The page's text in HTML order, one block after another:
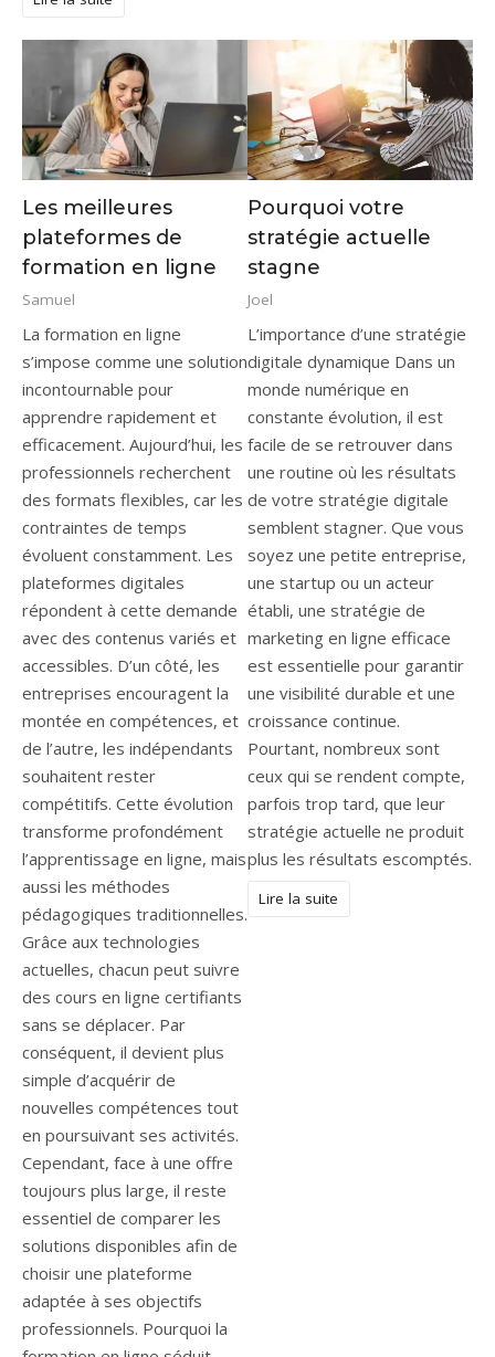
Les meilleures
plateformes de
formation en ligne
Samuel
La formation en ligne s’impose comme une solution incontournable pour apprendre rapidement et efficacement. Aujourd’hui, les professionnels recherchent des formats flexibles, car les contraintes de temps évoluent constamment. Les plateformes digitales répondent à cette demande avec des contenus variés et accessibles. D’un côté, les entreprises encouragent la montée en compétences, et de l’autre, les indépendants souhaitent rester compétitifs. Cette évolution transforme profondément l’apprentissage en ligne, mais aussi les méthodes pédagogiques traditionnelles. Grâce aux technologies actuelles, chacun peut suivre des cours en ligne certifiants sans se déplacer. Par conséquent, il devient plus simple d’acquérir de nouvelles compétences tout en poursuivant ses activités. Cependant, face à une offre toujours plus large, il reste essentiel de comparer les solutions disponibles afin de choisir une plateforme adaptée à ses objectifs professionnels. Pourquoi la formation en ligne séduit autant les professionnels ? La formation en ligne transforme profondément les habitudes d’apprentissage, car elle s’adapte aux contraintes modernes et aux objectifs professionnels. Les entreprises accélèrent leur digitalisation, donc elles encouragent ces formats flexibles et accessibles. Les indépendants, quant à eux, recherchent des solutions rapides et efficaces, car le marché évolue constamment. Pour aller plus loin et comparer les solutions disponibles, consultez ce guide formation, qui propose des conseils pratiques adaptés aux professionnels. Une flexibilité totale pour apprendre à son rythme La formation en ligne offre une liberté rare, puisque chaque apprenant organise son emploi du temps selon ses contraintes. Un salarié peut suivre un module après sa journée, tandis qu’un entrepreneur peut progresser entre deux projets. Cette souplesse améliore l’engagement, car chacun avance sans pression extérieure. Les plateformes proposent des formats variés et complémentaires. Certains cours durent 10 minutes, donc ils favorisent un apprentissage rapide. D’autres programmes s’étendent sur 6 à 12 semaines, ce qui permet d’approfondir des compétences techniques. Cette diversité renforce l’efficacité globale de la formation professionnelle. De plus, l’accessibilité constitue un avantage majeur. Les contenus restent disponibles sur ordinateur, smartphone ou tablette. Ainsi, un utilisateur peut apprendre depuis Abidjan, Paris ou Montréal sans contrainte. Cette dimension internationale élargit les opportunités, car les apprenants accèdent à des experts du monde entier. Enfin, les outils intégrés facilitent la progression. Les plateformes incluent des quiz, des exercices pratiques et des tableaux de suivi. L’apprenant visualise ses progrès en temps réel, donc il reste motivé sur la durée. Des catalogues riches et en constante évolution Les plateformes de formation en ligne proposent des catalogues impressionnants, car elles couvrent presque tous les secteurs d’activité. On retrouve des formations en marketing digital, en finance, en ressources humaines et en développement web. Les domaines liés à l’intelligence artificielle gagnent aussi en popularité. Certaines plateformes dépassent 200 000 cours disponibles. Udemy, par exemple, propose des formations à partir de 9,99 € lors des promotions fréquentes. Coursera, de son côté, offre plus de 7 000 programmes avec des universités reconnues. Ces chiffres illustrent l’ampleur du marché. Les contenus évoluent rapidement, puisque les entreprises recherchent des compétences actualisées. Les formations en SEO, en data analytics ou en cybersécurité se renouvellent régulièrement. Cette réactivité garantit une meilleure adéquation avec les besoins professionnels. Voici un aperçu des domaines les plus demandés : Domaine Exemples de compétences Niveau de demande Marketing digital SEO, publicité, réseaux sociaux Très élevé Informatique Python, JavaScript, cloud Très élevé Gestion management, stratégie, finance Élevé Data & IA machine learning, data science Très élevé Cette diversité rend l’apprentissage en ligne particulièrement attractif, car chaque utilisateur trouve une formation adaptée à ses objectifs. Des certifications valorisées sur le marché du travail Les certifications issues de la formation en ligne prennent de plus en plus de valeur, car elles répondent aux attentes des recruteurs. Certaines plateformes collaborent avec des entreprises comme Google, IBM ou Meta. Ces partenariats renforcent la crédibilité des diplômes obtenus. Les tarifs varient selon le niveau de formation. Un certificat professionnel coûte souvent entre 39 € et 79 € par mois sur Coursera. Un parcours complet sur OpenClassrooms peut atteindre 300 € mensuels avec mentorat inclus. Ces prix restent compétitifs comparés aux formations traditionnelles. Les certifications permettent d’améliorer rapidement son profil professionnel. Un développeur peut valider une compétence en Python en quelques semaines. Un marketeur peut obtenir une certification en publicité digitale reconnue. Les entreprises valorisent ces parcours, car ils prouvent une capacité d’apprentissage autonome. Les recruteurs recherchent désormais des profils capables de se former en continu. La formation en ligne devient donc un levier stratégique pour évoluer ou se reconvertir. Les meilleures plateformes de formation en ligne selon vos besoins Choisir une plateforme de formation en ligne demande une analyse précise, car chaque solution possède ses spécificités. Certaines privilégient la diversité, alors que d’autres misent sur l’expertise. Il devient donc essentiel d’identifier ses objectifs avant de s’inscrire. Les plateformes généralistes incontournables Les plateformes généralistes dominent le marché de la formation en ligne, car elles offrent une grande variété de contenus. Coursera se distingue avec ses partenariats universitaires et ses certifications reconnues. L’abonnement mensuel coûte environ 59 €, ce qui donne accès à plusieurs cours. Udemy propose un modèle différent, puisque chaque formation s’achète individuellement. Les prix varient entre 10 € et 150 €, selon la complexité. Cette approche convient aux personnes souhaitant apprendre une compétence spécifique rapidement. OpenClassrooms mise sur l’accompagnement personnalisé. Les apprenants bénéficient d’un mentor chaque semaine, ce qui améliore la réussite. Les parcours diplômants débutent autour de 300 € mensuels. Cette formule attire les profils en reconversion professionnelle. edX, créée par Harvard et le MIT, offre des programmes académiques de haut niveau. Les certifications coûtent généralement entre 50 € et 300 €. Cette plateforme s’adresse aux apprenants recherchant une approche universitaire. Voici une comparaison rapide : Plateforme Prix moyen Spécificité Public cible Coursera 39–79 €/mois Diplômes universitaires Professionnels Udemy 10–150 € Achat à l’unité Débutants OpenClassrooms 300 €/mois Mentorat Reconversion edX 50–300 € Universités Étudiants Ces plateformes couvrent l’essentiel des besoins en cours en ligne certifiants, ce qui explique leur succès. Les plateformes spécialisées pour monter en expertise Les plateformes spécialisées offrent une formation en ligne plus ciblée, car elles se concentrent sur des domaines précis. DataCamp, par exemple, se spécialise dans la data science et l’analyse de données. L’abonnement coûte environ 25 € par mois, avec plus de 400 cours interactifs. Codecademy propose des parcours en programmation, notamment en Python et JavaScript. Les exercices pratiques permettent de coder directement dans l’interface. Les abonnements varient entre 20 € et 40 € mensuels. LinkedIn Learning se positionne sur les compétences professionnelles. L’abonnement s’élève à environ 30 € par mois. Les certifications s’affichent directement sur le profil LinkedIn, ce qui améliore la visibilité auprès des recruteurs. Skillshare cible les métiers créatifs, comme le design ou la vidéo. L’abonnement annuel coûte environ 100 €. Les cours incluent souvent des projets concrets, ce qui favorise la pratique. Ces plateformes offrent une expertise plus approfondie, donc elles conviennent aux profils souhaitant se spécialiser rapidement. Comment choisir la plateforme idéale ? Le choix d’une plateforme de formation en ligne repose sur plusieurs critères essentiels. Il faut d’abord définir son objectif, car un besoin précis oriente naturellement vers une solution adaptée. Le budget constitue un facteur déterminant. Certaines plateformes proposent des contenus gratuits, alors que d’autres nécessitent un abonnement. Il convient donc de comparer les offres avant de s’engager. La qualité des contenus joue également un rôle clé. Les formations avec projets pratiques offrent de meilleurs résultats. Les avis des utilisateurs permettent d’évaluer la pertinence des cours. Voici les critères principaux à analyser : Objectif professionnel clair Budget disponible Niveau de difficulté Qualité des formateurs Reconnaissance des certifications L’accompagnement pédagogique représente un avantage important. Les plateformes avec mentorat offrent souvent un meilleur taux de réussite. Enfin, la compatibilité mobile reste essentielle pour apprendre partout. La formation en ligne devient ainsi un outil stratégique, car elle permet d’acquérir rapidement des compétences utiles. Une sélection réfléchie garantit un apprentissage efficace et durable. La formation en ligne, un levier puissant pour votre avenir Aujourd’hui, la formation en ligne représente bien plus qu’une simple alternative aux méthodes classiques. Elle constitue un véritable outil stratégique pour évoluer dans un environnement professionnel exigeant. En effet, les plateformes offrent des solutions adaptées à tous les profils, que ce soit pour se former, se reconvertir ou se perfectionner. D’un côté, les catalogues généralistes permettent d’explorer plusieurs domaines, tandis que les plateformes spécialisées favorisent une expertise approfondie. Cette diversité
Pourquoi votre
stratégie actuelle
stagne
Joel
L’importance d’une stratégie
digitale dynamique Dans un
monde numérique en
constante évolution, il est
facile de se retrouver dans
une routine où les résultats
de votre stratégie digitale
semblent stagner. Que vous
soyez une petite entreprise,
une startup ou un acteur
établi, une stratégie de
marketing en ligne efficace
est essentielle pour garantir
une visibilité durable et une
croissance continue.
Pourtant, nombreux sont
ceux qui se rendent compte,
parfois trop tard, que leur
stratégie actuelle ne produit
plus les résultats escomptés.
Lire la suite